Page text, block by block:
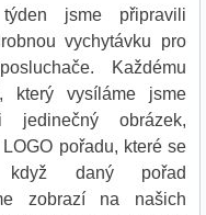
jsme připravili
vychytávku pro
Každému
který vysíláme jsme
jedinečný obrázek,
pořadu, které se
když daný pořad
zobrazí na našich